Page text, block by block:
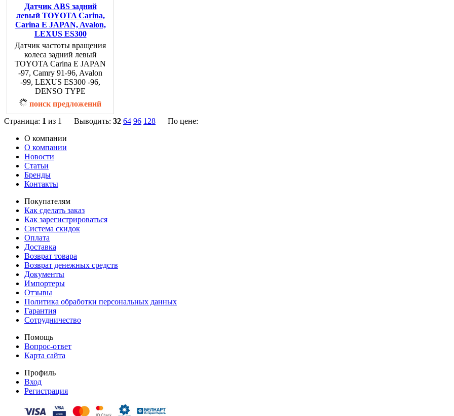
Датчик ABS задний
левый TOYOTA Carina,
Carina E JAPAN, Avalon,
LEXUS ES300
Датчик частоты вращения
колеса задний левый
TOYOTA Carina E JAPAN
-97, Camry 91-96, Avalon
-99, LEXUS ES300 -96,
DENSO TYPE
поиск предложений
Страница: 1 из 1 Выводить: 32 64 96 128
По цене:
О компании
О компании
Новости
Статьи
Бренды
Контакты
Покупателям
Как сделать заказ
Как зарегистрироваться
Система скидок
Оплата
Доставка
Возврат товара
Возврат денежных средств
Документы
Импортеры
Отзывы
Политика обработки персональных данных
Гарантия
Сотрудничество
Помощь
Вопрос-ответ
Карта сайта
Профиль
Вход
Регистрация